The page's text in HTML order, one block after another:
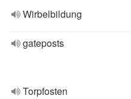
Wirbelbildung
gateposts
Torpfosten